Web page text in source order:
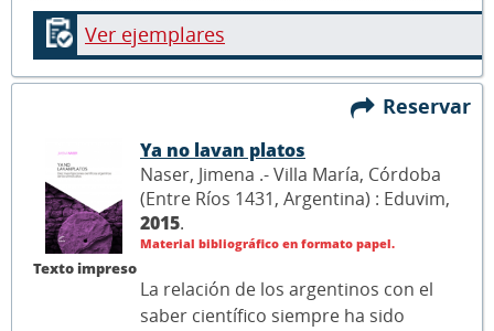
Ver ejemplares
Reservar
Texto impreso
Ya no lavan platos
Naser, Jimena .- Villa María, Córdoba
(Entre Ríos 1431, Argentina) : Eduvim,
2015.
Material bibliográfico en formato papel.
La relación de los argentinos con el
saber científico siempre ha sido